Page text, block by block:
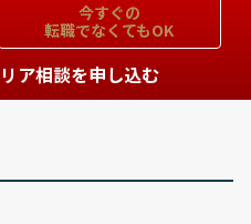
今すぐの
転職でなくてもOK
ア相談を申し込む